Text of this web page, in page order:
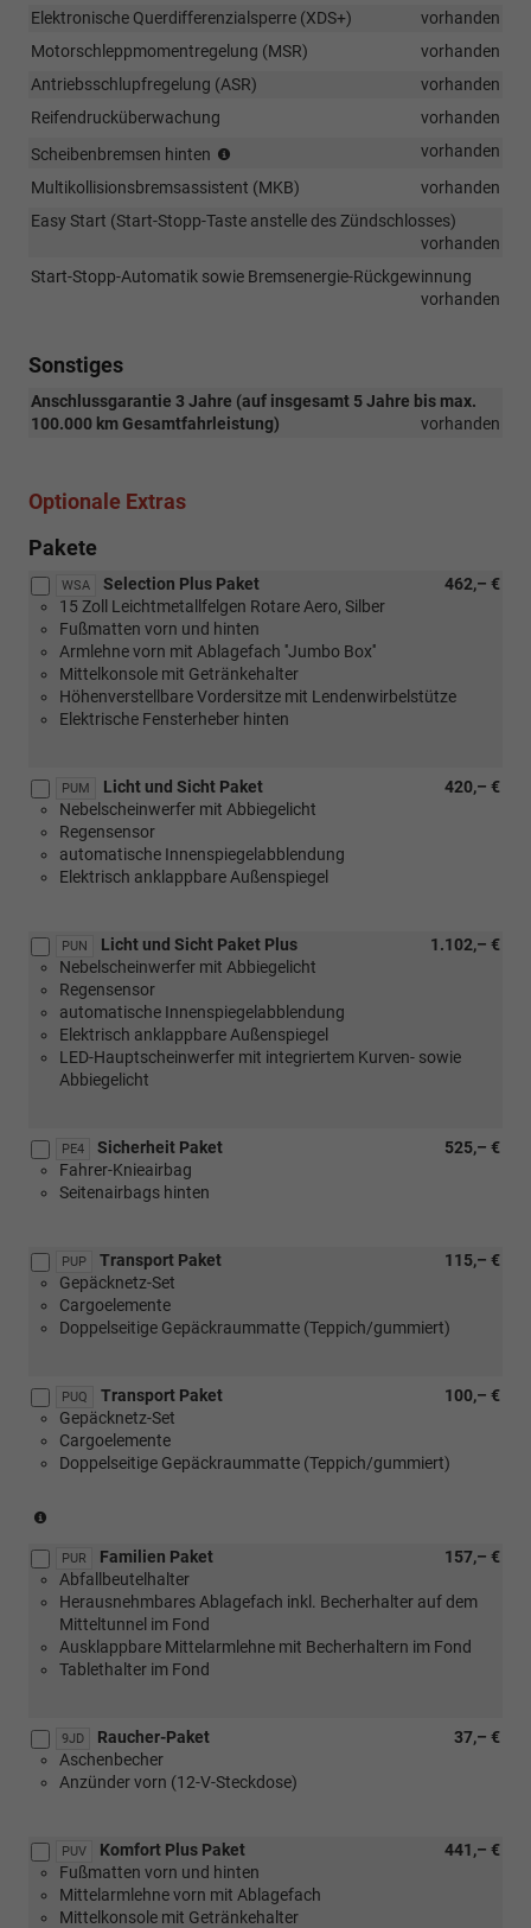
1.5
Elektronische Querdifferenzialsperre (XDS+)
vorhanden
Motorschleppmomentregelung (MSR)
vorhanden
Antriebsschlupfregelung (ASR)
vorhanden
Reifendrucküberwachung
vorhanden
Scheibenbremsen hinten
Verbindung
mit
85
110
kW)
vorhanden
Multikollisionsbremsassistent (MKB)
vorhanden
Easy Start (Start-Stopp-Taste anstelle des Zündschlosses)
vorhanden
Start-Stopp-Automatik sowie Bremsenergie-Rückgewinnung
vorhanden
Sonstiges
Anschlussgarantie 3 Jahre (auf insgesamt 5 Jahre bis max.
100.000 km Gesamtfahrleistung)
vorhanden
Optionale Extras
Pakete
WSA 462,– €
Selection Plus Paket
15 Zoll Leichtmetallfelgen Rotare Aero, Silber
Fußmatten vorn und hinten
Armlehne vorn mit Ablagefach ''Jumbo Box''
Mittelkonsole mit Getränkehalter
Höhenverstellbare Vordersitze mit Lendenwirbelstütze
Elektrische Fensterheber hinten
PUM 420,– €
Licht und Sicht Paket
Nebelscheinwerfer mit Abbiegelicht
Regensensor
automatische Innenspiegelabblendung
Elektrisch anklappbare Außenspiegel
PUN 1.102,– €
Licht und Sicht Paket Plus
Nebelscheinwerfer mit Abbiegelicht
Regensensor
automatische Innenspiegelabblendung
Elektrisch anklappbare Außenspiegel
LED-Hauptscheinwerfer mit integriertem Kurven- sowie
Abbiegelicht
PE4 525,– €
Sicherheit Paket
Fahrer-Knieairbag
Seitenairbags hinten
PUP 115,– €
Transport Paket
Gepäcknetz-Set
Cargoelemente
Doppelseitige Gepäckraummatte (Teppich/gummiert)
PUQ 100,– €
Transport Paket
Gepäcknetz-Set
Cargoelemente
Doppelseitige Gepäckraummatte (Teppich/gummiert)
Verbindung
mit
[3GD]
Variabler
Ladeboden
im
PUR 157,– €
Familien Paket
Abfallbeutelhalter
Herausnehmbares Ablagefach inkl. Becherhalter auf dem
Mitteltunnel im Fond
Ausklappbare Mittelarmlehne mit Becherhaltern im Fond
Tablethalter im Fond
9JD 37,– €
Raucher-Paket
Aschenbecher
Anzünder vorn (12-V-Steckdose)
PUV 441,– €
Komfort Plus Paket
Fußmatten vorn und hinten
Mittelarmlehne vorn mit Ablagefach
Mittelkonsole mit Getränkehalter